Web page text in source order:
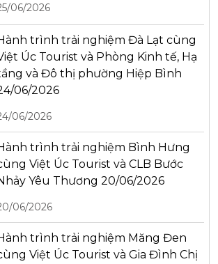
06/2026
trình trải nghiệm Đà Lạt cùng
Úc Tourist và Phòng Kinh tế, Hạ
và Đô thị phường Hiệp Bình
06/2026
06/2026
trình trải nghiệm Bình Hưng
Việt Úc Tourist và CLB Bước
Yêu Thương 20/06/2026
06/2026
trình trải nghiệm Măng Đen
Việt Úc Tourist và Gia Đình Chị